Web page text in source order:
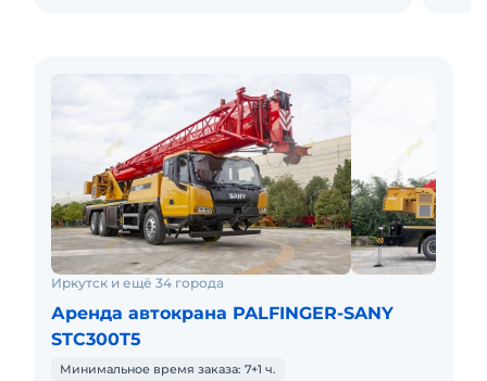
Иркутск и ещё 34 города
Аренда автокрана PALFINGER-SANY
STC300T5
Минимальное время заказа: 7+1 ч.